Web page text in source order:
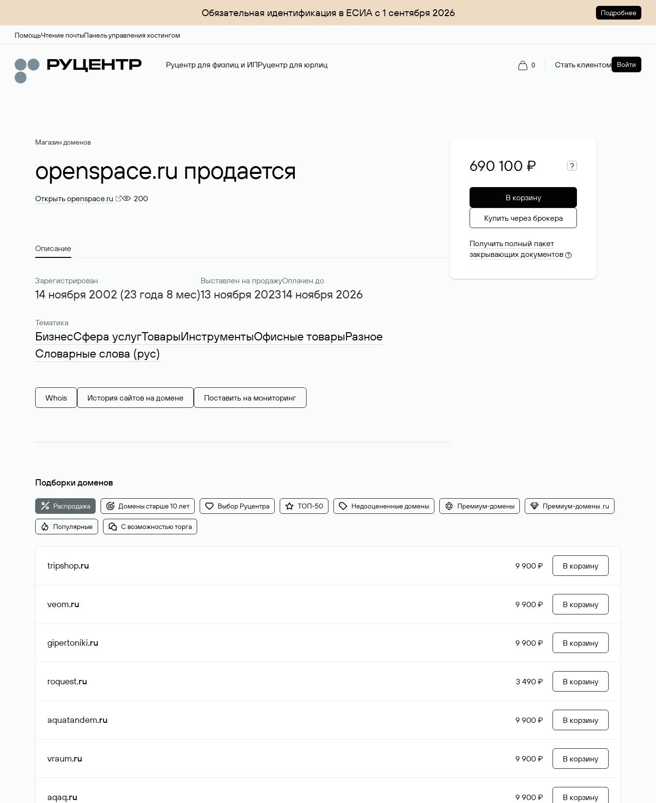
Обязательная идентификация в ЕСИА с 1 сентября 2026 Подробнее
ПомощьЧтение почтыПанель управления хостингом
Руцентр для физлиц и ИПРуцентр для юрлиц 0 Стать клиентом Войти
Магазин доменов
openspace.ru продается
Открыть openspace.ru 200
Описание
Зарегистрирован
14 ноября 2002 (23 года 8 мес)
Выставлен на продажу
13 ноября 2023
Оплачен до
14 ноября 2026
Тематика
БизнесСфера услугТоварыИнструментыОфисные товарыРазное
Словарные слова (рус)
Whois История сайтов на домене Поставить на мониторинг
690 100 ₽ ?
В корзину
Купить через брокера
Получить полный пакет
закрывающих документов ?
Подборки доменов
Распродажа Домены старше 10 лет Выбор Руцентра ТОП-50 Недооцененные домены Премиум-домены Премиум-домены .ru
Популярные С возможностью торга
tripshop.ru 9 900 ₽ В корзину
veom.ru 9 900 ₽ В корзину
gipertoniki.ru 9 900 ₽ В корзину
roquest.ru 3 490 ₽ В корзину
aquatandem.ru 9 900 ₽ В корзину
vraum.ru 9 900 ₽ В корзину
aqaq.ru 9 900 ₽ В корзину